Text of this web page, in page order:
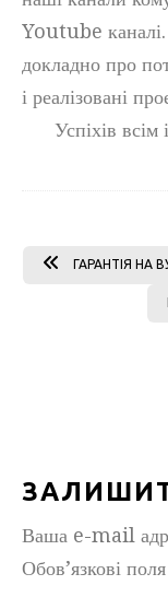
Youtube
докладно про
і реалізовані
Успіхів всім і
ГАРАНТІЯ НА
Ваша e-mail
Обов’язкові